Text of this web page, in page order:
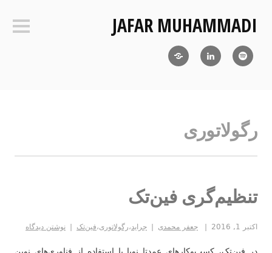
محتواJAFAR MUHAMMADI
رگولاتوری
تنظیم‌گری فین‌تک
اکتبر 1, 2016 جعفر محمدی جراید ،رگولاتوری،فین‌تک نوشتن دیدگاه
در فین‌تک، کسب‌وکارهای عمدتا نوپا با استفاده از فناوری‌های نوین